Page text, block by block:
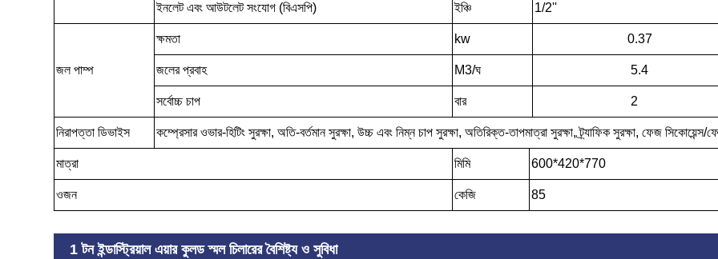
ইনলেট এবং আউটলেট সংযোগ (বিএসপি) ইঞ্চি 1/2''
জল পাম্প
ক্ষমতা kw 0.37
জলের প্রবাহ M3/ঘ 5.4
সর্বোচ্চ চাপ বার 2
নিরাপত্তা ডিভাইস কম্প্রেসার ওভার-হিটিং সুরক্ষা, অতি-বর্তমান সুরক্ষা, উচ্চ এবং নিম্ন চাপ সুরক্ষা, অতিরিক্ত-তাপমাত্রা সুরক্ষা, ট্র্যাফিক সুরক্ষা, ফেজ সিকোয়েন্স/
মাত্রা মিমি 600*420*770
ওজন কেজি 85
1 টন ইন্ডাস্ট্রিয়াল এয়ার কুলড স্মল চিলারের বৈশিষ্ট্য ও সুবিধা